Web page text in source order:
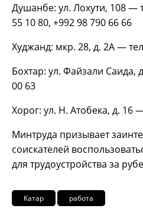
Душанбе: ул. Лохути, 108 —
55 10 80, +992 98 790 66 66
Худжанд: мкр. 28, д. 2А —
Бохтар: ул. Файзали Саида,
00 63
Хорог: ул. Н. Атобека, д. 16
Минтруда призывает
соискателей
для трудоустройства за
Катар работа